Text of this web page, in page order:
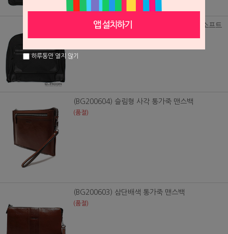
(BG/0163) 출장갈때나 여행갈때 정장가방 소프트
38,000원
(BG200604) 슬림형 사각 통가죽 맨스백
(품절)
(BG200603) 삼단배색 통가죽 맨스백
(품절)
하루동안 열지 않기